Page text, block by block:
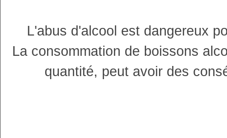
L'abus d'alcool est dangereux
La consommation de boissons
quantité, peut avoir des